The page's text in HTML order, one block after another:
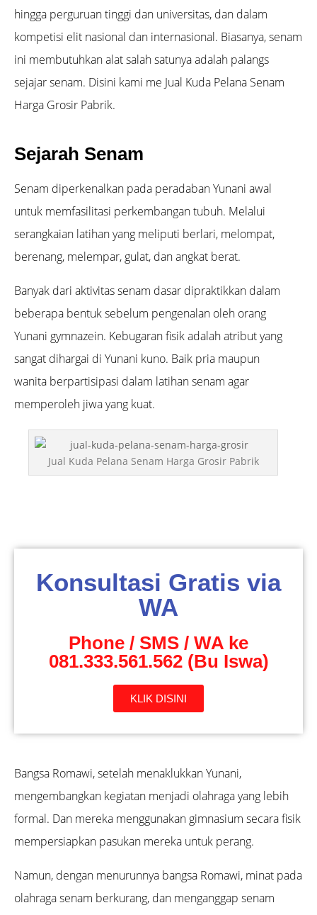
hingga perguruan tinggi dan universitas, dan dalam
kompetisi elit nasional dan internasional. Biasanya, senam
ini membutuhkan alat salah satunya adalah palangs
sejajar senam. Disini kami me Jual Kuda Pelana Senam
Harga Grosir Pabrik.
Sejarah Senam
Senam diperkenalkan pada peradaban Yunani awal
untuk memfasilitasi perkembangan tubuh. Melalui
serangkaian latihan yang meliputi berlari, melompat,
berenang, melempar, gulat, dan angkat berat.
Banyak dari aktivitas senam dasar dipraktikkan dalam
beberapa bentuk sebelum pengenalan oleh orang
Yunani gymnazein. Kebugaran fisik adalah atribut yang
sangat dihargai di Yunani kuno. Baik pria maupun
wanita berpartisipasi dalam latihan senam agar
memperoleh jiwa yang kuat.
Jual Kuda Pelana Senam Harga Grosir Pabrik
Konsultasi Gratis via
WA
Phone / SMS / WA ke
081.333.561.562 (Bu Iswa)
KLIK DISINI
Bangsa Romawi, setelah menaklukkan Yunani,
mengembangkan kegiatan menjadi olahraga yang lebih
formal. Dan mereka menggunakan gimnasium secara fisik
mempersiapkan pasukan mereka untuk perang.
Namun, dengan menurunnya bangsa Romawi, minat pada
olahraga senam berkurang, dan menganggap senam